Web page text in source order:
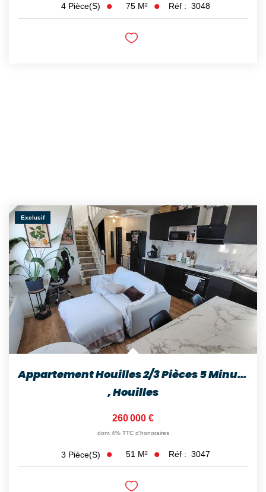
4 Pièce(s) 75 M² Réf : 3048
Exclusif
Appartement Houilles 2/3 Pièces 5 Minutes Gare
,Houilles
260 000 €
dont 4% TTC d'honoraires
3 Pièce(s) 51 M² Réf : 3047